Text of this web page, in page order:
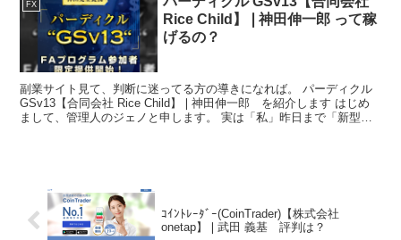
FX
Rice Child】❘神田伸一郎 って稼
げるの？
副業サイト見て、判断に迷ってる方の導きになれば。 パーディクル
GSv13【合同会社 Rice Child】❘神田伸一郎 を紹介します はじめ
まして、管理人のジェノと申します。 実は「私」昨日まで「新型コ
ｺｲﾝﾄﾚｰﾀﾞｰ(CoinTrader)【株式会社
onetap】❘武田 義基 評判は？